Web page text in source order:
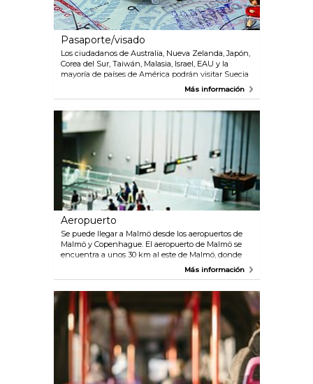
Pasaporte/visado
Los ciudadanos de Australia, Nueva Zelanda, Japón,
Corea del Sur, Taiwán, Malasia, Israel, EAU y la
mayoría de países de América podrán visitar Suecia
sin necesidad de visado durante un máximo de 90
contacto con la embajada o el consulado de su país.
Para poder acceder al espacio Schengen, los viajeros
internacionales (no pertenecientes al espacio
Schengen) deberán disponer de un pasaporte que
tenga validez durante al menos los 3 meses
posteriores al término de su viaje previsto. Los
ciudadanos de los países del espacio Schengen
podrán viajar sin pasaporte, pero deberán llevar
algún documento de identificación válido durante
su estancia.
Más información
Aeropuerto
Se puede llegar a Malmö desde los aeropuertos de
Malmö y Copenhague. El aeropuerto de Malmö se
encuentra a unos 30 km al este de Malmö, donde
puede acceder en coche, taxi o autobús lanzadera.
aeropuerto de Malmö: Ryanair, SAS, Malmö Aviation,
Norwegian, Wizz Air y las principales operadoras de
vuelos charter. El aeropuerto de Copenhague es el
aeropuerto internacional de la región y se puede
acceder fácilmente a él en los trenes de Öresund,
que paran en el aeropuerto. El viaje entre el
aeropuerto de Copenhague y Malmö dura unos 25
minutos y los trenes salen cada 20 minutos.
Más información